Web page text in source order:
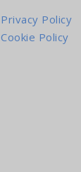
Privacy Policy
Cookie Policy